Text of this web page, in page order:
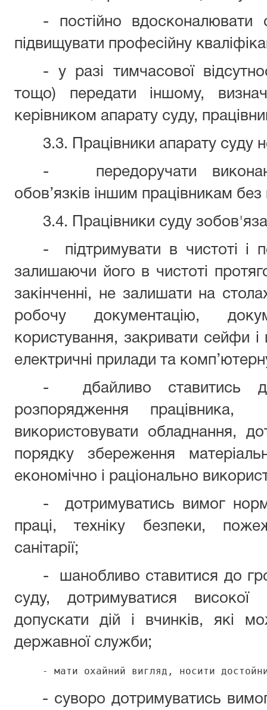
- постійно вдосконалювати
підвищувати професійну
- у разі тимчасової
тощо) передати іншому,
керівником апарату суду,
3.3. Працівники апарату суду
- передоручати
обов’язків іншим працівникам
3.4. Працівники суду
- підтримувати в чистоті і
залишаючи його в чистоті
закінченні, не залишати на
робочу документацію,
користування, закривати сейфи
електричні прилади та
- дбайливо ставитись
розпорядження
використовувати обладнання,
порядку збереження
економічно і раціонально
- дотримуватись вимог
праці, техніку безпеки,
санітарії;
- шанобливо ставитися до
суду, дотримуватися високої
допускати дій і вчинків, які
державної служби;
- мати охайний вигляд, носити
- суворо дотримуватись